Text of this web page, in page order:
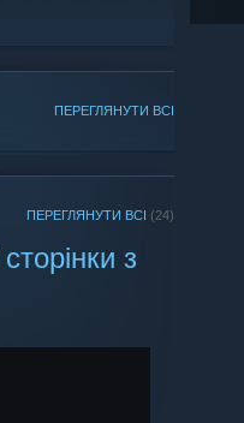
ПЕРЕГЛЯНУТИ ВСІ
ПЕРЕГЛЯНУТИ ВСІ (24)
з